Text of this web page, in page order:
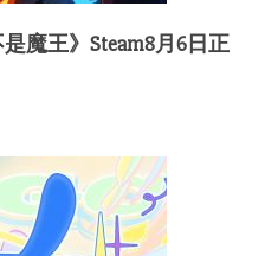
魔王》Steam8月6日正